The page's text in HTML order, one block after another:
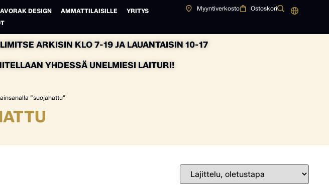
DESIGN AMMATTILAISILLE
YRITYS
Myyntiverkosto Ostoskori
ARKISIN KLO 7-19 JA LAUANTAISIN 10-17
YHDESSÄ UNELMIESI LAITURI!
“suojahattu”